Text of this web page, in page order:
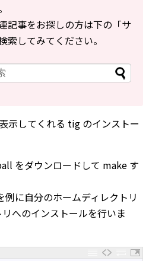
記事をお探しの方は下の「サ
索してみてください。
示してくれる tig のインストー
をダウンロードして make す
に自分のホームディレクトリ
へのインストールを行いま